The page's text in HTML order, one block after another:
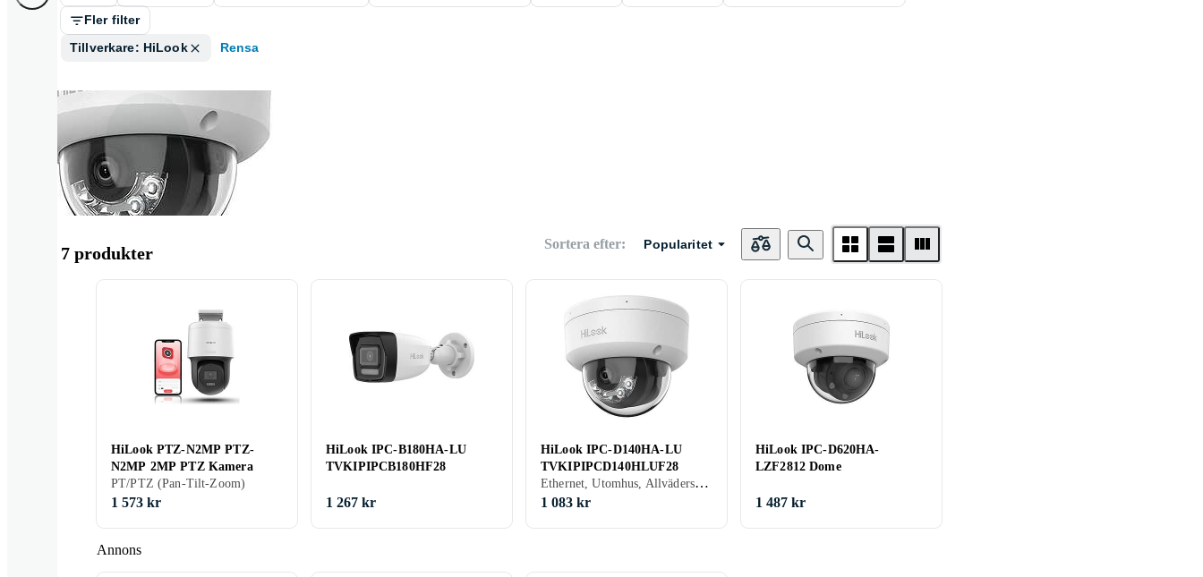
Fler filter
Tillverkare: HiLook
Rensa
Utomhus
7 produkter Sortera efter: Popularitet
Annons
HiLook PTZ-N2MP PTZ-
N2MP 2MP PTZ Kamera
PT/PTZ (Pan-Tilt-Zoom)
1 573 kr
HiLook IPC-B180HA-LU
TVKIPIPCB180HF28
1 267 kr
HiLook IPC-D140HA-LU
TVKIPIPCD140HLUF28
Ethernet, Utomhus, Allvädersskydd (damm/fukttålig), Power over Ethernet (PoE)
1 083 kr
HiLook IPC-D620HA-
LZF2812 Dome
1 487 kr